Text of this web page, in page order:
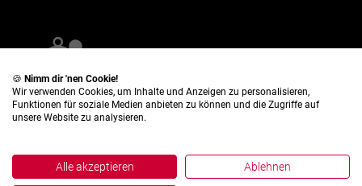
🍪 Nimm dir 'nen Cookie!
Wir verwenden Cookies, um Inhalte und Anzeigen zu personalisieren,
Funktionen für soziale Medien anbieten zu können und die Zugriffe auf
unsere Website zu analysieren.
Alle akzeptieren Ablehnen